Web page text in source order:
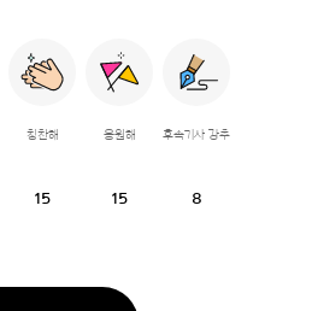
칭찬해
15
응원해
15
후속기사 강추
8